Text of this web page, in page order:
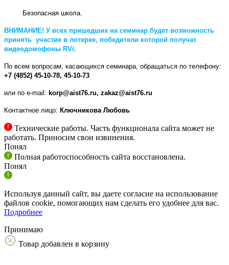
Безопасная школа.
ВНИМАНИЕ! У всех пришедших на семинар будет возможность
принять участие в лотерее, победители которой получат
видеодомофоны RVi.
По всем вопросам, касающихся семинара, обращаться по телефону:
+7 (4852) 45-10-78, 45-10-73
или по e-mail: korp@aist76.ru, zakaz@aist76.ru
Контактное лицо: Ключникова Любовь
Технические работы. Часть функционала сайта может не
работать. Приносим свои извинения.
Понял
Полная работоспособность сайта восстановлена.
Понял
Используя данный сайт, вы даете согласие на использование
файлов cookie, помогающих нам сделать его удобнее для вас.
Подробнее
Принимаю
Товар добавлен в корзину